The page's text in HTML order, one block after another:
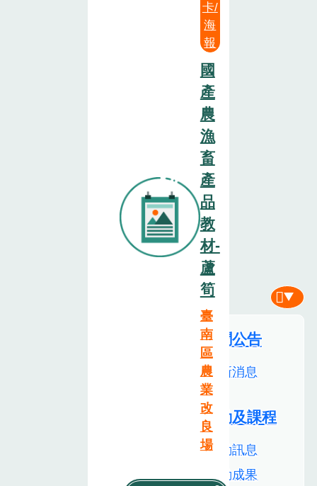
新聞公告
最新消息
活動及課程
活動訊息
活動成果
卡/
海
報
國
產
農
漁
畜
產
品
教
材-
蘆
筍
臺
南
區
農
業
改
良
場